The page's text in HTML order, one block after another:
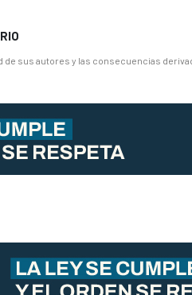
sus autores y las consecuencias